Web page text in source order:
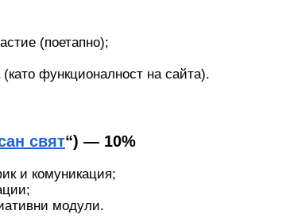
(поетапно);
функционалност на сайта).
свят“) — 10%
и комуникация;
модули.